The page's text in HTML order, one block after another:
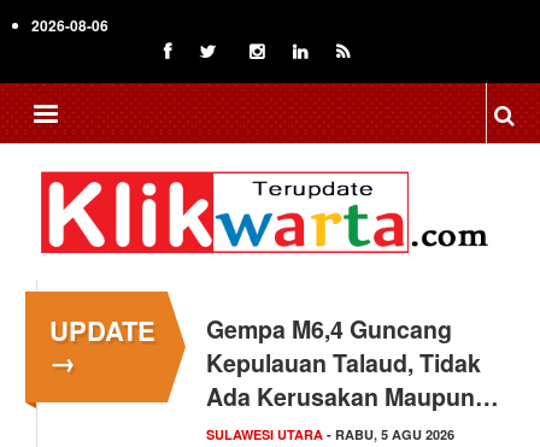
to
content
2026-08-06
UPDATE
→
Gempa M6,4 Guncang
Kepulauan Talaud, Tidak
Ada Kerusakan Maupun…
SULAWESI UTARA - RABU, 5 AGU 2026